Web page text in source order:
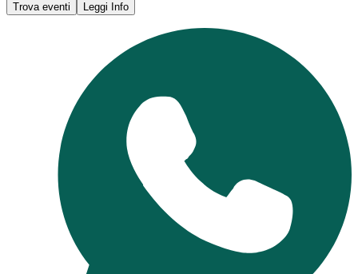
Trova eventi Leggi Info